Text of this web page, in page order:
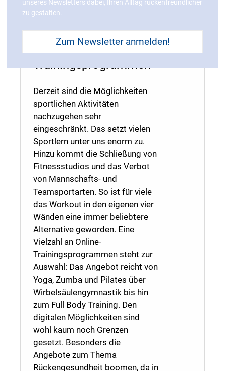
eigenen vier Wänden
mit den AGR-
zertifizierten Online-
Trainingsprogrammen
Derzeit sind die Möglichkeiten
sportlichen Aktivitäten
nachzugehen sehr
eingeschränkt. Das setzt vielen
Sportlern unter uns enorm zu.
Hinzu kommt die Schließung von
Fitnessstudios und das Verbot
von Mannschafts- und
Teamsportarten. So ist für viele
das Workout in den eigenen vier
Wänden eine immer beliebtere
Alternative geworden. Eine
Vielzahl an Online-
Trainingsprogrammen steht zur
Auswahl: Das Angebot reicht von
Yoga, Zumba und Pilates über
Wirbelsäulengymnastik bis hin
zum Full Body Training. Den
digitalen Möglichkeiten sind
wohl kaum noch Grenzen
gesetzt. Besonders die
Angebote zum Thema
Rückengesundheit boomen, da in
unseres Newsletters dabei, Ihren Alltag rückenfreundlicher
zu gestalten.
Zum Newsletter anmelden!